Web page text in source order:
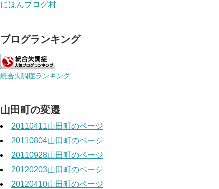
にほんブログ村
ブログランキング
統合失調症ランキング
山田町の変遷
20110411山田町のページ
20110804山田町のページ
20110928山田町のページ
20120203山田町のページ
20120410山田町のページ